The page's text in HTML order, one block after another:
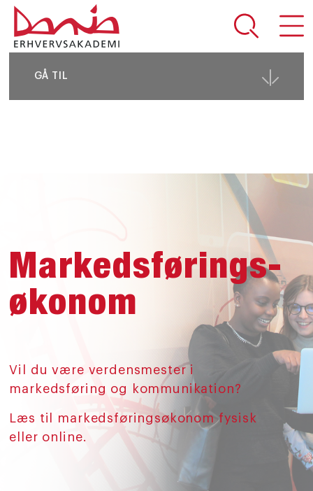
GÅ TIL
DEL SIDEN
Markedsførings­
økonom
Vil du være verdensmester i
markedsføring og kommunikation?
Læs til markedsføringsøkonom fysisk
eller online.